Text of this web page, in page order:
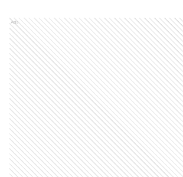
Ads